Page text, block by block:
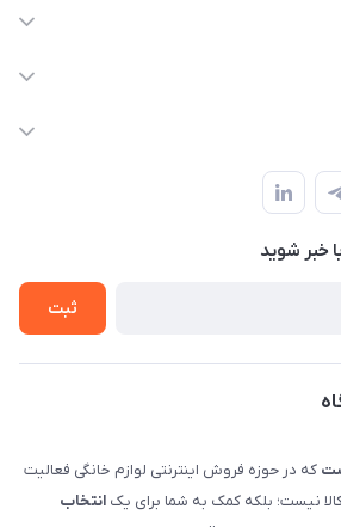
عباسی) - "تحویل حضوری فقط با
خبر شوید
ثبت
که در حوزه فروش اینترنتی لوازم خانگی فعالیت
نیست؛ بلکه کمک به شما برای یک انتخاب